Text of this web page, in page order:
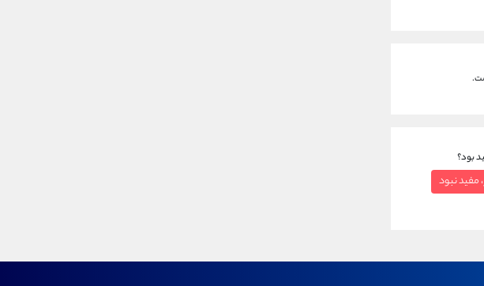
بود؟
مفید نبود